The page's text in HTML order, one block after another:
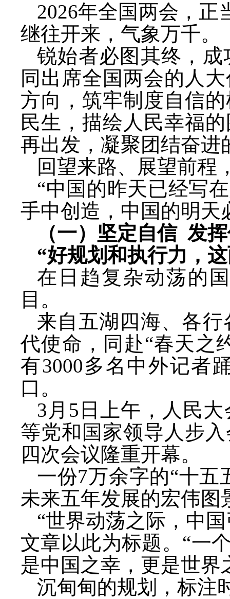
2026年全国两会，正
继往开来，气象万千。
锐始者必图其终，
同出席全国两会的人
方向，筑牢制度自信
民生，描绘人民幸福
再出发，凝聚团结奋进
回望来路、展望前程
“中国的昨天已经写
手中创造，中国的明天
（一）坚定自信 发
“好规划和执行力，
在日趋复杂动荡的
目。
来自五湖四海、各
代使命，同赴“春天之
有3000多名中外记者
口。
3月5日上午，人民
等党和国家领导人步
四次会议隆重开幕。
一份7万余字的“十五
未来五年发展的宏伟图
“世界动荡之际，中
文章以此为标题。“一
是中国之幸，更是世界
沉甸甸的规划，标注